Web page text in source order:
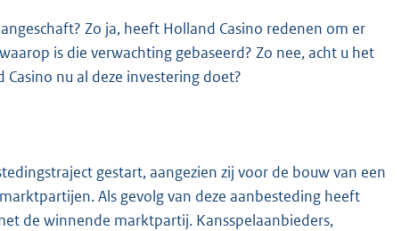
Zo ja, heeft Holland Casino redenen om er
is die verwachting gebaseerd? Zo nee, acht u het
nu al deze investering doet?
gestart, aangezien zij voor de bouw van een
Als gevolg van deze aanbesteding heeft
de winnende marktpartij. Kansspelaanbieders,